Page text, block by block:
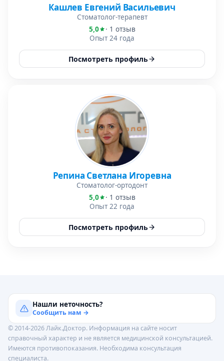
Кашлев Евгений Васильевич
Стоматолог-терапевт
5,0
· 1 отзыв
Опыт 24 года
Посмотреть профиль
Репина Светлана Игоревна
Стоматолог-ортодонт
5,0
· 1 отзыв
Опыт 22 года
Посмотреть профиль
Нашли неточность?
Сообщить нам →
© 2014-2026 Лайк.Доктор. Информация на сайте носит
справочный характер и не является медицинской консультацией.
Имеются противопоказания. Необходима консультация
специалиста.